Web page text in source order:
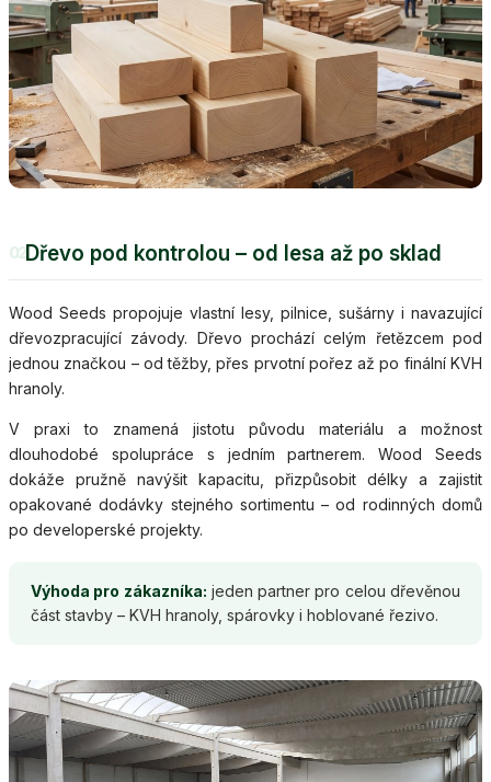
02Dřevo pod kontrolou – od lesa až po sklad
Wood Seeds propojuje vlastní lesy, pilnice, sušárny i navazující
dřevozpracující závody. Dřevo prochází celým řetězcem pod
jednou značkou – od těžby, přes prvotní pořez až po finální KVH
hranoly.
V praxi to znamená jistotu původu materiálu a možnost
dlouhodobé spolupráce s jedním partnerem. Wood Seeds
dokáže pružně navýšit kapacitu, přizpůsobit délky a zajistit
opakované dodávky stejného sortimentu – od rodinných domů
po developerské projekty.
Výhoda pro zákazníka: jeden partner pro celou dřevěnou
část stavby – KVH hranoly, spárovky i hoblované řezivo.